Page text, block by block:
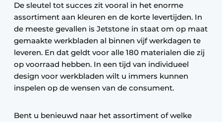
De sleutel tot succes zit vooral in het enorme
assortiment aan kleuren en de korte levertijden. In
de meeste gevallen is Jetstone in staat om op maat
gemaakte werkbladen al binnen vijf werkdagen te
leveren. En dat geldt voor alle 180 materialen die zij
op voorraad hebben. In een tijd van individueel
design voor werkbladen wilt u immers kunnen
inspelen op de wensen van de consument.
Bent u benieuwd naar het assortiment of welke